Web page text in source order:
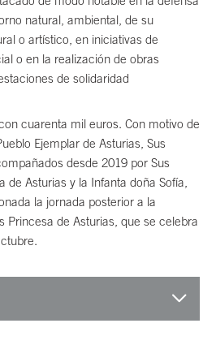
natural, ambiental, de su
o artístico, en iniciativas de
o en la realización de obras
de solidaridad
cuarenta mil euros. Con motivo de
Ejemplar de Asturias, Sus
desde 2019 por Sus
de Asturias y la Infanta doña Sofía,
la jornada posterior a la
Princesa de Asturias, que se celebra